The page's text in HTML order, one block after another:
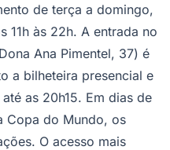
de terça a domingo,
11h às 22h. A entrada no
Ana Pimentel, 37) é
a bilheteira presencial e
as 20h15. Em dias de
Copa do Mundo, os
O acesso mais